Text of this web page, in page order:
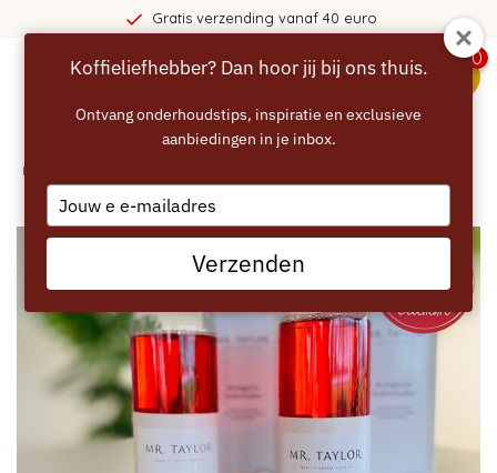
Gratis verzending vanaf 40 euro
0
Home
Koffieliefhebber? Dan hoor jij bij ons thuis.
Ontvang onderhoudstips, inspiratie en exclusieve
aanbiedingen in je inbox.
Type
your
email
Verzenden